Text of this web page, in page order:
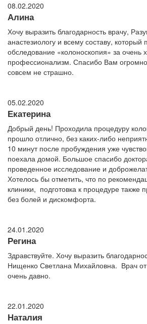
08.02.2020
Алина
Хочу выразить благодарность врачу,
анастезиологу и всему составу, который
обследование «колоноскопия» за
профессионализм. Спасибо Вам
совсем не страшно.
05.02.2020
Екатерина
Добрый день! Проходила процедуру
прошло отлично, без каких-либо
10 минут после пробуждения уже
поехала домой. Большое спасибо
проведенное исследование и
Хотелось бы отметить, что по
клиники, подготовка к процедуре также
без болей и дискомфорта.
24.01.2020
Регина
Здравствуйте. Хочу выразить
Нищенко Светлана Михайловна. Врач от
очень давно.
22.01.2020
Наталия